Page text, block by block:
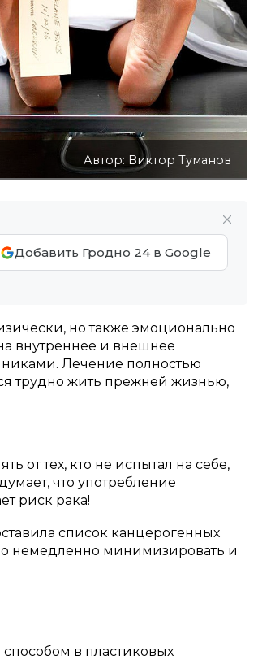
Автор: Виктор Туманов
Добавить Гродно 24 в Google
но также эмоционально
внутреннее и внешнее
Лечение полностью
трудно жить прежней жизнью,
от тех, кто не испытал на себе,
что употребление
риск рака!
список канцерогенных
немедленно минимизировать и
в пластиковых